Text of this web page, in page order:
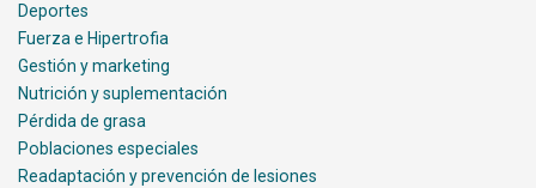
Deportes
Fuerza e Hipertrofia
Gestión y marketing
Nutrición y suplementación
Pérdida de grasa
Poblaciones especiales
Readaptación y prevención de lesiones